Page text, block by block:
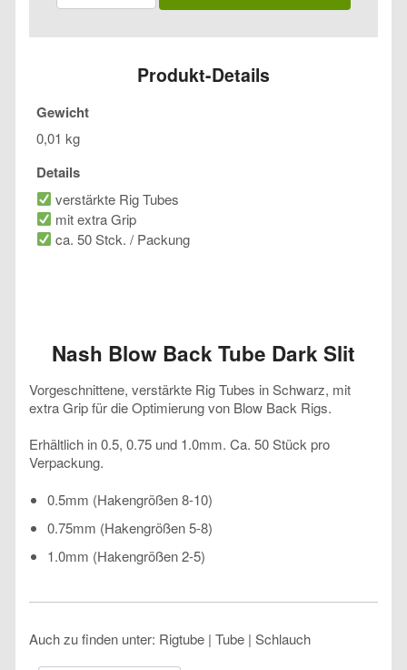
Nash Blow Back Tube Dark Slit
Vorgeschnittene, verstärkte Rig Tubes in Schwarz, mit
extra Grip für die Optimierung von Blow Back Rigs.
Erhältlich in 0.5, 0.75 und 1.0mm. Ca. 50 Stück pro
Verpackung.
0.5mm (Hakengrößen 8-10)
0.75mm (Hakengrößen 5-8)
1.0mm (Hakengrößen 2-5)
Auch zu finden unter: Rigtube | Tube | Schlauch
Back
Tube
Produkt-Details
Gewicht
0,01 kg
Details
verstärkte Rig Tubes
mit extra Grip
ca. 50 Stck. / Packung